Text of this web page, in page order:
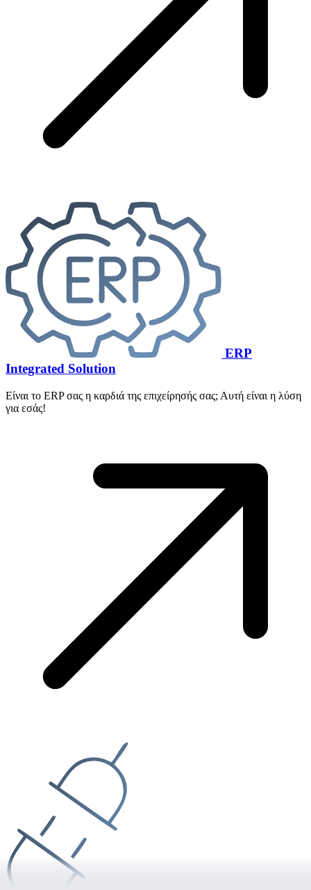
ERP
Integrated Solution
Είναι το ERP σας η καρδιά της επιχείρησής σας; Αυτή είναι η λύση
για εσάς!